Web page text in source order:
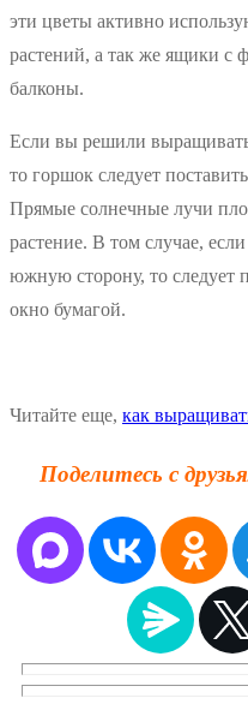
эти цветы активно
растений, а так же ящики с
балконы.
Если вы решили
то горшок следует
Прямые солнечные лучи
растение. В том случае,
южную сторону, то следует
окно бумагой.
Читайте еще, как
Поделитесь с